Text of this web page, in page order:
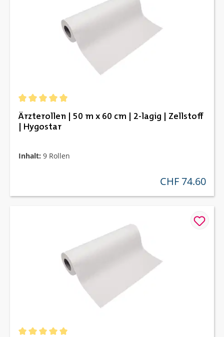
Durchschnittliche Bewertung von 5 von 5 Sternen
Ärzterollen | 50 m x 60 cm | 2-lagig | Zellstoff
| Hygostar
Inhalt: 9 Rollen
regulärer preis:
CHF 74.60